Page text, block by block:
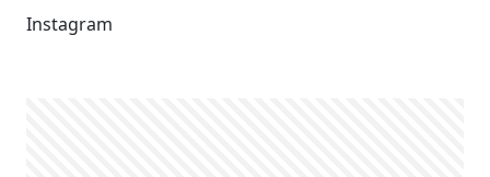
Instagram